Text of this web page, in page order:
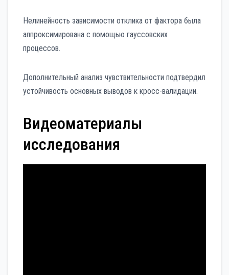
Нелинейность зависимости отклика от фактора была
аппроксимирована с помощью гауссовских
процессов.
Дополнительный анализ чувствительности подтвердил
устойчивость основных выводов к кросс-валидации.
Видеоматериалы
исследования